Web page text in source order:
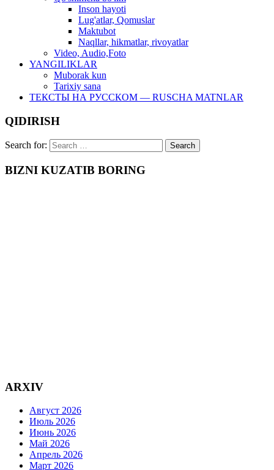
Inson hayoti
Lug'atlar, Qomuslar
Maktubot
Naqllar, hikmatlar, rivoyatlar
Video, Audio,Foto
YANGILIKLAR
Muborak kun
Tarixiy sana
ТЕКСТЫ НА РУССКОМ — RUSCHA MATNLAR
QIDIRISH
Search for:
BIZNI KUZATIB BORING
ARXIV
Август 2026
Июль 2026
Июнь 2026
Май 2026
Апрель 2026
Март 2026